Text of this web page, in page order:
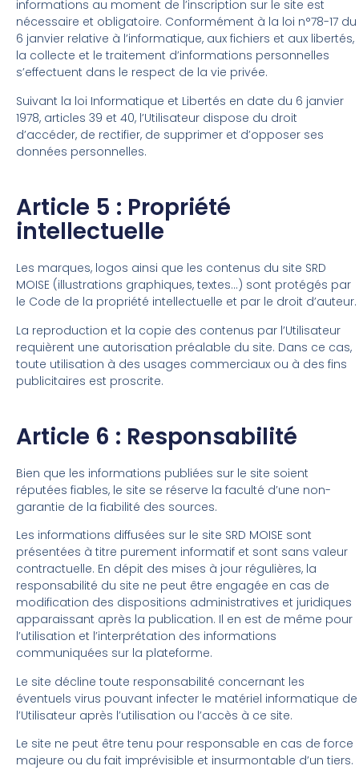
informations au moment de l’inscription sur le site est
nécessaire et obligatoire. Conformément à la loi n°78-17 du
6 janvier relative à l’informatique, aux fichiers et aux libertés,
la collecte et le traitement d’informations personnelles
s’effectuent dans le respect de la vie privée.
Suivant la loi Informatique et Libertés en date du 6 janvier
1978, articles 39 et 40, l’Utilisateur dispose du droit
d’accéder, de rectifier, de supprimer et d’opposer ses
données personnelles.
Article 5 : Propriété
intellectuelle
Les marques, logos ainsi que les contenus du site SRD
MOISE (illustrations graphiques, textes…) sont protégés par
le Code de la propriété intellectuelle et par le droit d’auteur.
La reproduction et la copie des contenus par l’Utilisateur
requièrent une autorisation préalable du site. Dans ce cas,
toute utilisation à des usages commerciaux ou à des fins
publicitaires est proscrite.
Article 6 : Responsabilité
Bien que les informations publiées sur le site soient
réputées fiables, le site se réserve la faculté d’une non-
garantie de la fiabilité des sources.
Les informations diffusées sur le site SRD MOISE sont
présentées à titre purement informatif et sont sans valeur
contractuelle. En dépit des mises à jour régulières, la
responsabilité du site ne peut être engagée en cas de
modification des dispositions administratives et juridiques
apparaissant après la publication. Il en est de même pour
l’utilisation et l’interprétation des informations
communiquées sur la plateforme.
Le site décline toute responsabilité concernant les
éventuels virus pouvant infecter le matériel informatique de
l’Utilisateur après l’utilisation ou l’accès à ce site.
Le site ne peut être tenu pour responsable en cas de force
majeure ou du fait imprévisible et insurmontable d’un tiers.